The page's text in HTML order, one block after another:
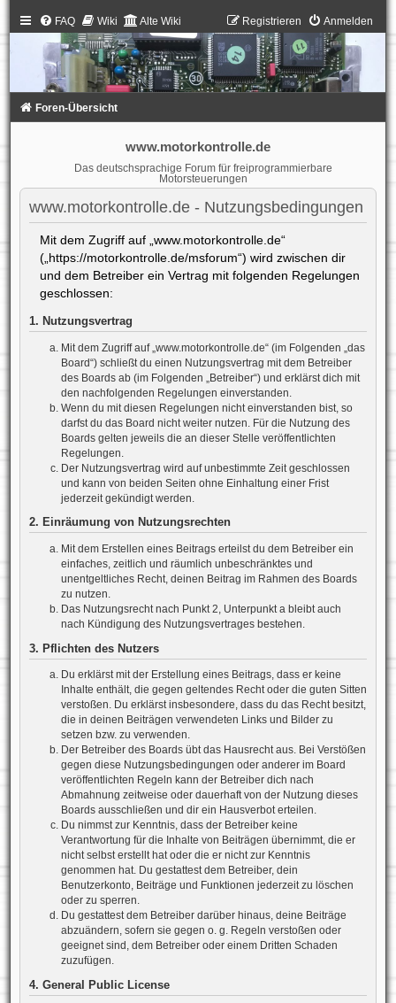
FAQ Wiki Alte Wiki Anmelden
Registrieren
Foren-Übersicht
www.motorkontrolle.de
Das deutschsprachige Forum für freiprogrammierbare
Motorsteuerungen
www.motorkontrolle.de - Nutzungsbedingungen
Mit dem Zugriff auf „www.motorkontrolle.de“
(„https://motorkontrolle.de/msforum“) wird zwischen dir
und dem Betreiber ein Vertrag mit folgenden Regelungen
geschlossen:
1. Nutzungsvertrag
Mit dem Zugriff auf „www.motorkontrolle.de“ (im Folgenden „das
Board“) schließt du einen Nutzungsvertrag mit dem Betreiber
des Boards ab (im Folgenden „Betreiber“) und erklärst dich mit
den nachfolgenden Regelungen einverstanden.
Wenn du mit diesen Regelungen nicht einverstanden bist, so
darfst du das Board nicht weiter nutzen. Für die Nutzung des
Boards gelten jeweils die an dieser Stelle veröffentlichten
Regelungen.
Der Nutzungsvertrag wird auf unbestimmte Zeit geschlossen
und kann von beiden Seiten ohne Einhaltung einer Frist
jederzeit gekündigt werden.
2. Einräumung von Nutzungsrechten
Mit dem Erstellen eines Beitrags erteilst du dem Betreiber ein
einfaches, zeitlich und räumlich unbeschränktes und
unentgeltliches Recht, deinen Beitrag im Rahmen des Boards
zu nutzen.
Das Nutzungsrecht nach Punkt 2, Unterpunkt a bleibt auch
nach Kündigung des Nutzungsvertrages bestehen.
3. Pflichten des Nutzers
Du erklärst mit der Erstellung eines Beitrags, dass er keine
Inhalte enthält, die gegen geltendes Recht oder die guten Sitten
verstoßen. Du erklärst insbesondere, dass du das Recht besitzt,
die in deinen Beiträgen verwendeten Links und Bilder zu
setzen bzw. zu verwenden.
Der Betreiber des Boards übt das Hausrecht aus. Bei Verstößen
gegen diese Nutzungsbedingungen oder anderer im Board
veröffentlichten Regeln kann der Betreiber dich nach
Abmahnung zeitweise oder dauerhaft von der Nutzung dieses
Boards ausschließen und dir ein Hausverbot erteilen.
Du nimmst zur Kenntnis, dass der Betreiber keine
Verantwortung für die Inhalte von Beiträgen übernimmt, die er
nicht selbst erstellt hat oder die er nicht zur Kenntnis
genommen hat. Du gestattest dem Betreiber, dein
Benutzerkonto, Beiträge und Funktionen jederzeit zu löschen
oder zu sperren.
Du gestattest dem Betreiber darüber hinaus, deine Beiträge
abzuändern, sofern sie gegen o. g. Regeln verstoßen oder
geeignet sind, dem Betreiber oder einem Dritten Schaden
zuzufügen.
4. General Public License